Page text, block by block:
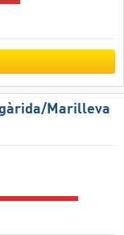
​Marilleva